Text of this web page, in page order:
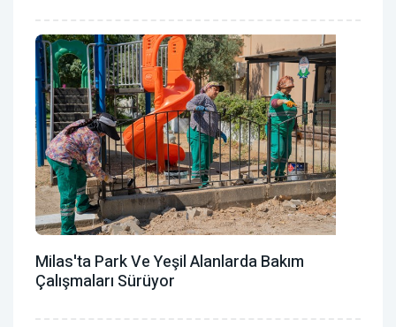
Milas'ta Park Ve Yeşil Alanlarda Bakım
Çalışmaları Sürüyor